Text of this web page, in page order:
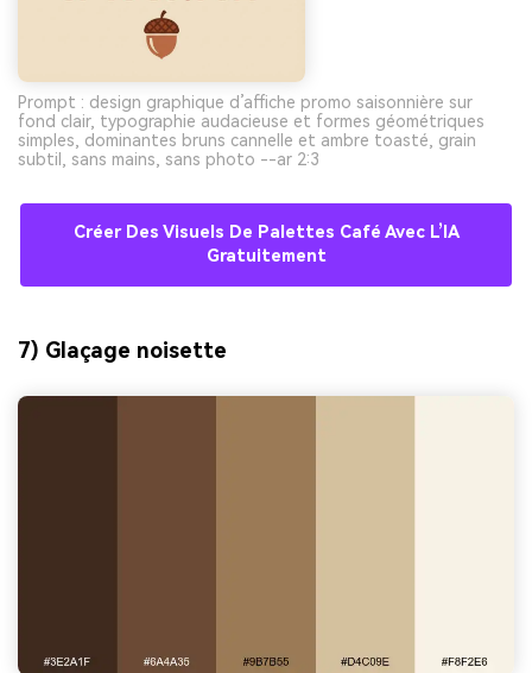
Prompt : design graphique d’affiche promo saisonnière sur
fond clair, typographie audacieuse et formes géométriques
simples, dominantes bruns cannelle et ambre toasté, grain
subtil, sans mains, sans photo --ar 2:3
Créer Des Visuels De Palettes Café Avec L’IA
Gratuitement
7) Glaçage noisette